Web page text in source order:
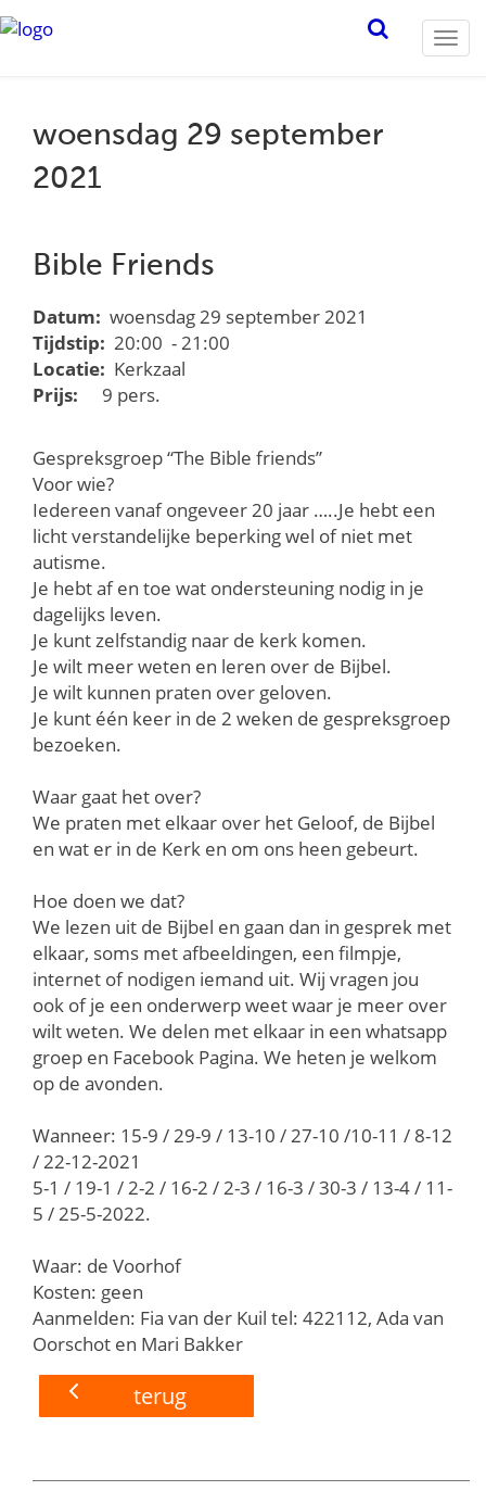
woensdag 29 september
2021
Bible Friends
Datum: woensdag 29 september 2021
Tijdstip: 20:00 - 21:00
Locatie: Kerkzaal
Prijs:
9 pers.
Gespreksgroep “The Bible friends”
Voor wie?
Iedereen vanaf ongeveer 20 jaar …..Je hebt een
licht verstandelijke beperking wel of niet met
autisme.
Je hebt af en toe wat ondersteuning nodig in je
dagelijks leven.
Je kunt zelfstandig naar de kerk komen.
Je wilt meer weten en leren over de Bijbel.
Je wilt kunnen praten over geloven.
Je kunt één keer in de 2 weken de gespreksgroep
bezoeken.
Waar gaat het over?
We praten met elkaar over het Geloof, de Bijbel
en wat er in de Kerk en om ons heen gebeurt.
Hoe doen we dat?
We lezen uit de Bijbel en gaan dan in gesprek met
elkaar, soms met afbeeldingen, een filmpje,
internet of nodigen iemand uit. Wij vragen jou
ook of je een onderwerp weet waar je meer over
wilt weten. We delen met elkaar in een whatsapp
groep en Facebook Pagina. We heten je welkom
op de avonden.
Wanneer: 15-9 / 29-9 / 13-10 / 27-10 /10-11 / 8-12
/ 22-12-2021
5-1 / 19-1 / 2-2 / 16-2 / 2-3 / 16-3 / 30-3 / 13-4 / 11-
5 / 25-5-2022.
Waar: de Voorhof
Kosten: geen
Aanmelden: Fia van der Kuil tel: 422112, Ada van
Oorschot en Mari Bakker
terug